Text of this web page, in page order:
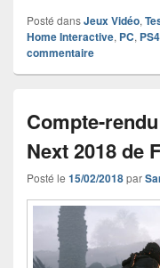
Posté dansJeux Vidéo,
Home Interactive, PC, PS4
commentaire
Compte-
Next 2018 de
Posté le 15/02/2018par